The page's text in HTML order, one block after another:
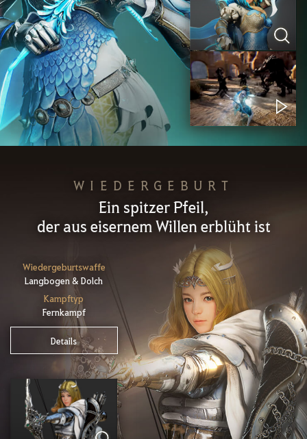
WIEDERGEBURT
Ein spitzer Pfeil,
der aus eisernem Willen erblüht ist
Wiedergeburtswaffe
Langbogen & Dolch
Kampftyp
Fernkampf
Details